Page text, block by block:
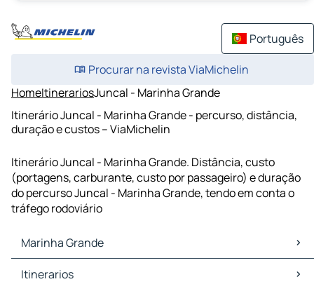
Português
Procurar na revista ViaMichelin
HomeItinerariosJuncal - Marinha Grande
Itinerário Juncal - Marinha Grande - percurso, distância,
duração e custos – ViaMichelin
Itinerário Juncal - Marinha Grande. Distância, custo
(portagens, carburante, custo por passageiro) e duração
do percurso Juncal - Marinha Grande, tendo em conta o
tráfego rodoviário
Marinha Grande
Marinha Grande Mapas Plantas
Itinerarios